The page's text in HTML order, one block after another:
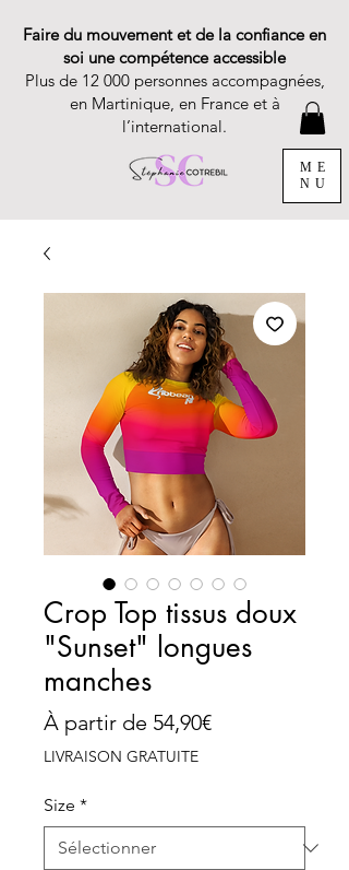
Faire du mouvement et de la confiance en
soi une compétence accessible
Plus de 12 000 personnes accompagnées,
en Martinique, en France et à
l’international.
ME
NU
Crop Top tissus doux
"Sunset" longues
manches
À partir de 54,90€Prix
LIVRAISON GRATUITE
Size *